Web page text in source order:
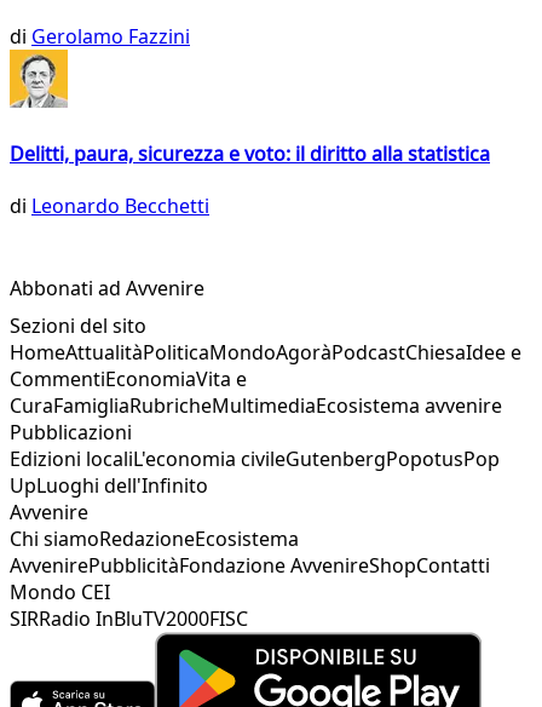
di Gerolamo Fazzini
Delitti, paura, sicurezza e voto: il diritto alla statistica
di Leonardo Becchetti
Abbonati ad Avvenire
Sezioni del sito
HomeAttualitàPoliticaMondoAgoràPodcastChiesaIdee e
CommentiEconomiaVita e
CuraFamigliaRubricheMultimediaEcosistema avvenire
Pubblicazioni
Edizioni localiL'economia civileGutenbergPopotusPop
UpLuoghi dell'Infinito
Avvenire
Chi siamoRedazioneEcosistema
AvvenirePubblicitàFondazione AvvenireShopContatti
Mondo CEI
SIRRadio InBluTV2000FISC